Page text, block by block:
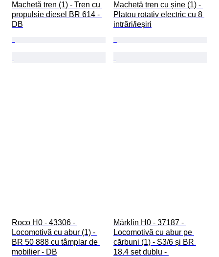
Machetă tren (1) - Tren cu
propulsie diesel BR 614 -
DB
Machetă tren cu șine (1) -
Platou rotativ electric cu 8
intrări/ieșiri
Roco H0 - 43306 -
Locomotivă cu abur (1) -
BR 50 888 cu tâmplar de
mobilier - DB
Märklin H0 - 37187 -
Locomotivă cu abur pe
cărbuni (1) - S3/6 și BR
18.4 set dublu -